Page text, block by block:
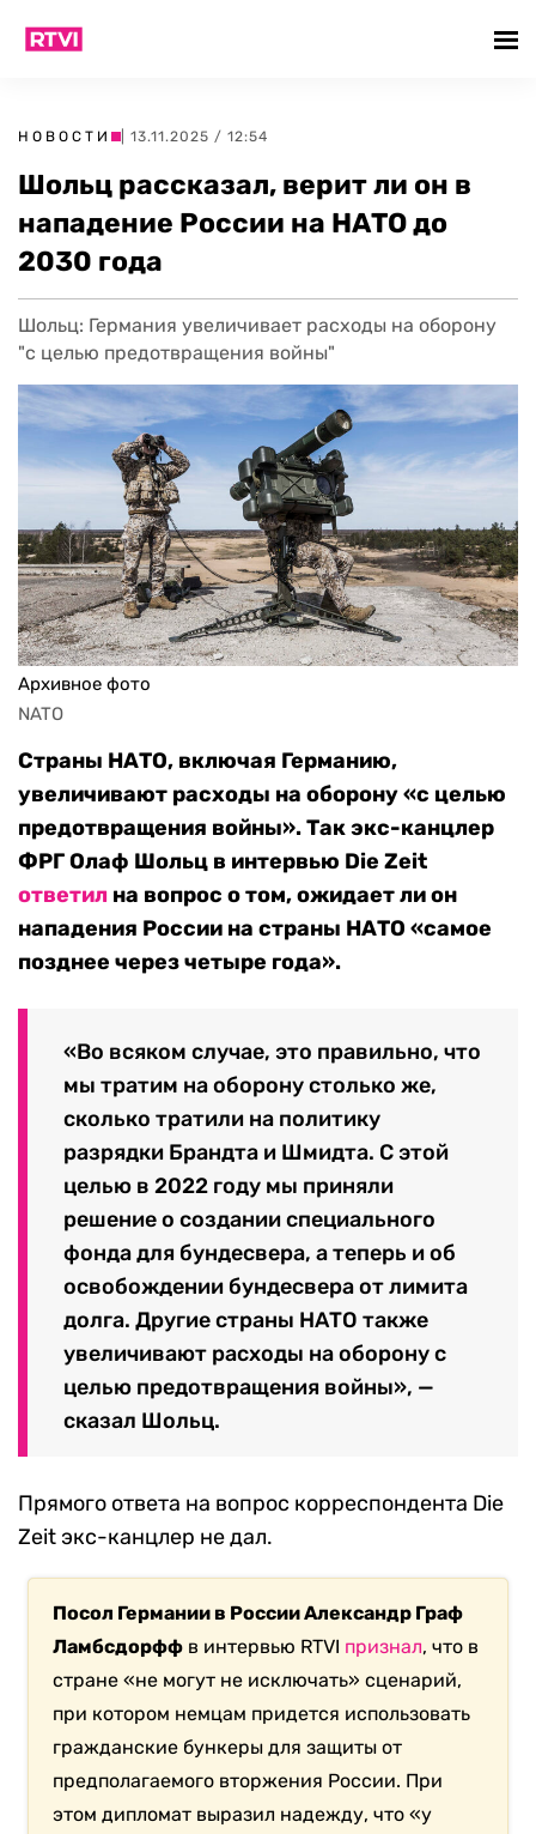
НОВОСТИ | 13.11.2025 / 12:54
Шольц рассказал, верит ли он в
нападение России на НАТО до
2030 года
Шольц: Германия увеличивает расходы на оборону
"с целью предотвращения войны"
Архивное фото
NATO
Страны НАТО, включая Германию,
увеличивают расходы на оборону «с целью
предотвращения войны». Так экс-канцлер
ФРГ Олаф Шольц в интервью Die Zeit
ответил на вопрос о том, ожидает ли он
нападения России на страны НАТО «самое
позднее через четыре года».
«Во всяком случае, это правильно, что
мы тратим на оборону столько же,
сколько тратили на политику
разрядки Брандта и Шмидта. С этой
целью в 2022 году мы приняли
решение о создании специального
фонда для бундесвера, а теперь и об
освобождении бундесвера от лимита
долга. Другие страны НАТО также
увеличивают расходы на оборону с
целью предотвращения войны», —
сказал Шольц.
Прямого ответа на вопрос корреспондента Die
Zeit экс-канцлер не дал.
Посол Германии в России Александр Граф
Ламбсдорфф в интервью RTVI признал, что в
стране «не могут не исключать» сценарий,
при котором немцам придется использовать
гражданские бункеры для защиты от
предполагаемого вторжения России. При
этом дипломат выразил надежду, что «у